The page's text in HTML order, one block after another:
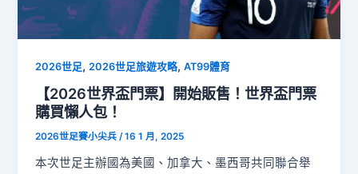
2026世足,2026世足旅遊攻略,AT99體育
【2026世界盃門票】開始販售！世界盃門票
購買懶人包！
2026世足賽小尖兵/16 1 月, 2025
本次世足主辦國為美國、加拿大、墨西哥共同聯合舉